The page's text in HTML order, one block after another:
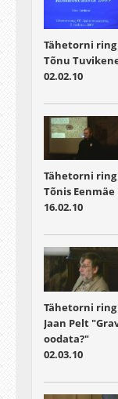
Tähetorni ring
Tõnu
02.02.10
Tähetorni ring
Tõnis
16.02.10
Tähetorni ring
Jaan Pelt
oodata?"
02.03.10